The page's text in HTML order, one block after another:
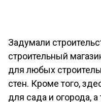
Задумали
строительный
для любых
стен. Кроме того,
для сада и огорода,